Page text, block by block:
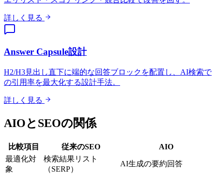
詳しく見る
Answer Capsule設計
H2/H3見出し直下に端的な回答ブロックを配置し、AI検索で
の引用率を最大化する設計手法。
詳しく見る
AIOとSEOの関係
比較項目 従来のSEO
AIO
最適化対
象
検索結果リスト
（SERP）
AI生成の要約回答